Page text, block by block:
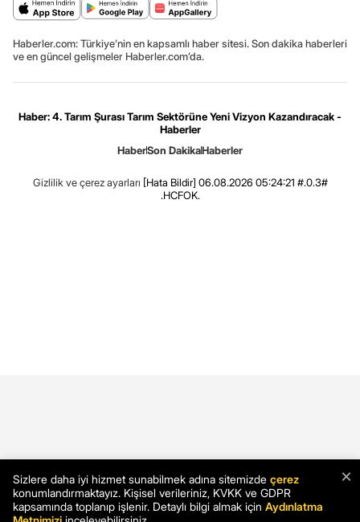
Haberler.com: Türkiye’nin en kapsamlı haber sitesi. Son dakika haberleri
ve en güncel gelişmeler Haberler.com’da.
Haber: 4. Tarım Şurası Tarım Sektörüne Yeni Vizyon Kazandıracak -
Haberler
HaberSon DakikaHaberler
Gizlilik ve çerez ayarları [Hata Bildir] 06.08.2026 05:24:21 #.0.3#
.HCFOK.
×
Sizlere daha iyi hizmet sunabilmek adına sitemizde çerez
konumlandırmaktayız. Kişisel verileriniz, KVKK ve GDPR
kapsamında toplanıp işlenir. Detaylı bilgi almak için Aydınlatma